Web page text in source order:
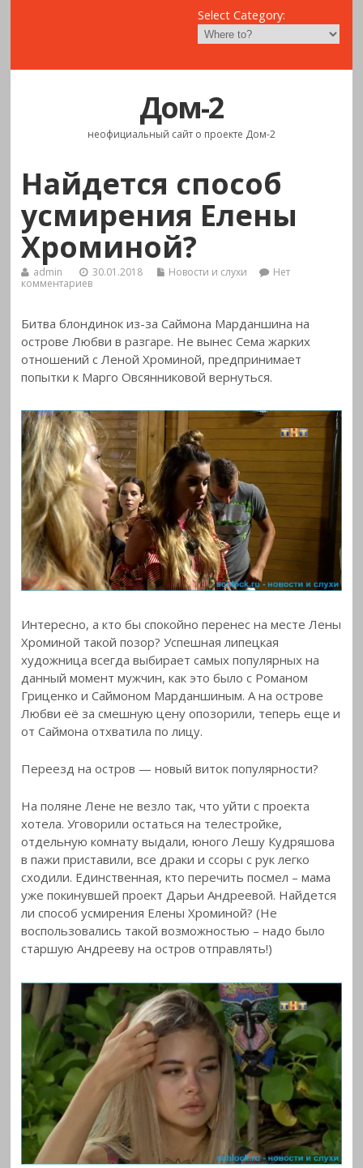
Select Category:
Дом-2
неофициальный сайт о проекте Дом-2
Найдется способ
усмирения Елены
Хроминой?
admin 30.01.2018 Новости и слухи
Нет
комментариев
Битва блондинок из-за Саймона Марданшина на
острове Любви в разгаре. Не вынес Сема жарких
отношений с Леной Хроминой, предпринимает
попытки к Марго Овсянниковой вернуться.
Интересно, а кто бы спокойно перенес на месте Лены
Хроминой такой позор? Успешная липецкая
художница всегда выбирает самых популярных на
данный момент мужчин, как это было с Романом
Гриценко и Саймоном Марданшиным. А на острове
Любви её за смешную цену опозорили, теперь еще и
от Саймона отхватила по лицу.
Переезд на остров — новый виток популярности?
На поляне Лене не везло так, что уйти с проекта
хотела. Уговорили остаться на телестройке,
отдельную комнату выдали, юного Лешу Кудряшова
в пажи приставили, все драки и ссоры с рук легко
сходили. Единственная, кто перечить посмел – мама
уже покинувшей проект Дарьи Андреевой. Найдется
ли способ усмирения Елены Хроминой? (Не
воспользовались такой возможностью – надо было
старшую Андрееву на остров отправлять!)